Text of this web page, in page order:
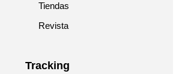
Tiendas
Revista
Tracking